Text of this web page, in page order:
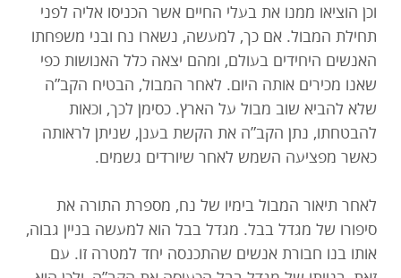
וכן הוציאו ממנו את בעלי החיים אשר הכניסו אליה לפני
תחילת המבול. אם כך, למעשה, נשארו נח ובני משפחתו
האנשים היחידים בעולם, ומהם יצאה כלל האנושות כפי
שאנו מכירים אותה היום. לאחר המבול, הבטיח הקב”ה
שלא להביא שוב מבול על הארץ. כסימן לכך, וכאות
להבטחתו, נתן הקב”ה את הקשת בענן, שניתן לראותה
כאשר מפציעה השמש לאחר שיורדים גשמים.
לאחר תיאור המבול בימיו של נח, מספרת התורה את
סיפורו של מגדל בבל. מגדל בבל הוא למעשה בניין גבוה,
אותו בנו חבורת אנשים שהתכנסה יחד למטרה זו. עם